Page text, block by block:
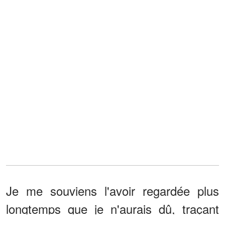
Je me souviens l'avoir regardée plus
longtemps que je n'aurais dû, traçant